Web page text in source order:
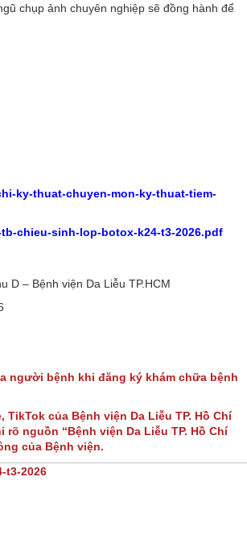
chụp ảnh chuyên nghiệp sẽ đồng hành để
ky-thuat-chuyen-mon-ky-thuat-tiem-
chieu-sinh-lop-botox-k24-t3-2026.pdf
D – Bệnh viện Da Liễu TP.HCM
người bệnh khi đăng ký khám chữa bệnh
của Bệnh viện Da Liễu TP. Hồ Chí
nguồn “Bệnh viện Da Liễu TP. Hồ Chí
của Bệnh viện.